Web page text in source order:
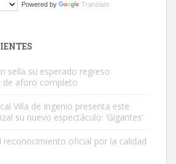
a llevar a Los Gatos callejeros de la zona los
en la calle hace menos de un mes,
Powered by Translate
sella su esperado regreso
de aforo completo
Villa de Ingenio presenta este
su nuevo espectáculo: ‘Gigantes’
reconocimiento oficial por la calidad